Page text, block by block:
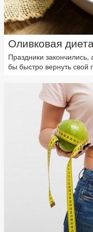
Оливковая
Праздники
бы быстро вернуть свой